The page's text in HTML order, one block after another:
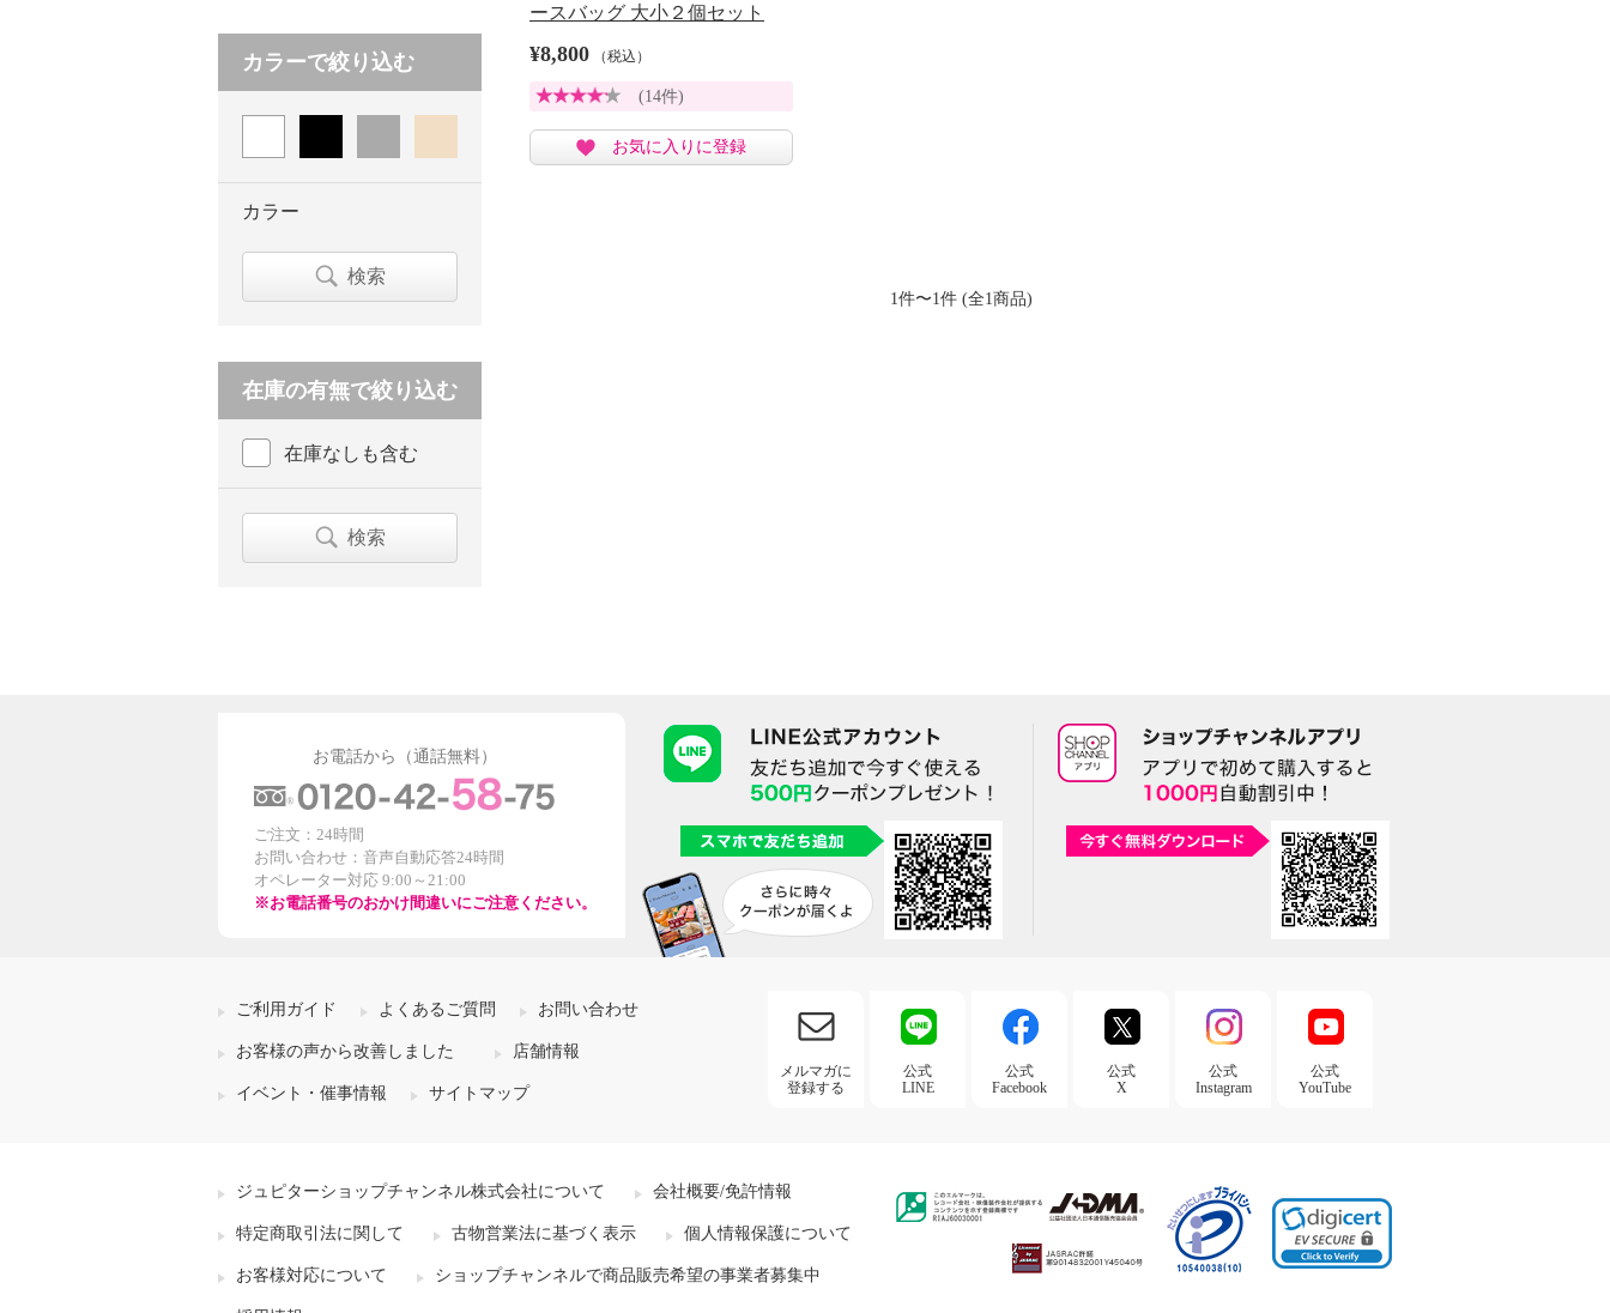
ースバッグ 大小２個セット
¥8,800 （税込）
(14件)
お気に入りに登録
1件〜1件 (全1商品)
カラーで絞り込む
カラー
検索
在庫の有無で絞り込む
在庫なしも含む
検索
お電話から（通話無料）
ご注文：24時間
お問い合わせ：音声自動応答24時間
オペレーター対応 9:00～21:00
※お電話番号のおかけ間違いにご注意ください。
ご利用ガイド よくあるご質問 お問い合わせ
お客様の声から改善しました 店舗情報
イベント・催事情報 サイトマップ
メルマガに
登録する
公式
LINE
公式
Facebook
公式
X
公式
Instagram
公式
YouTube
ジュピターショップチャンネル株式会社について 会社概要/免許情報
特定商取引法に関して 古物営業法に基づく表示 個人情報保護について
お客様対応について ショップチャンネルで商品販売希望の事業者募集中